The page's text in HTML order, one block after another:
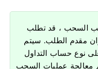
السحب ، قد تطلب
سيتم
نوع حساب التداول
معالجة عمليات السحب